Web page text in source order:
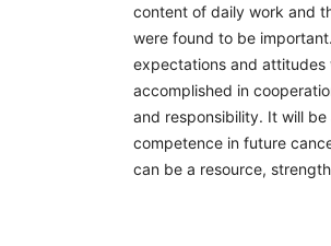
content of daily work and
were found to be
expectations and attitudes
accomplished in
and responsibility. It will
competence in future
can be a resource,